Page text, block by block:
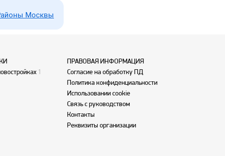
Москвы
1
ПРАВОВАЯ ИНФОРМАЦИЯ
Согласие на обработку ПД
Политика конфиденциальности
Использовании cookie
Связь с руководством
Контакты
Реквизиты организации